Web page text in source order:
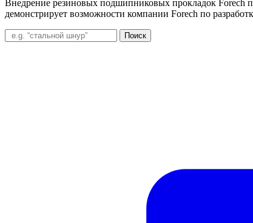
Внедрение резиновых подшипниковых прокладок Forech
демонстрирует возможности компании Forech по
Поиск